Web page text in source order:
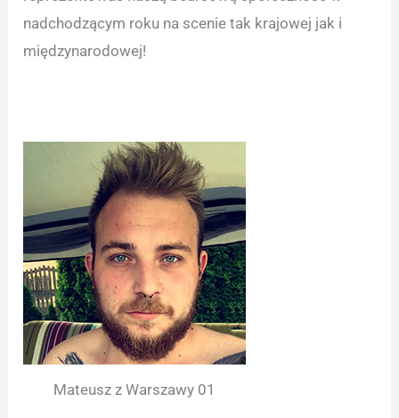
nadchodzącym roku na scenie tak krajowej jak i
międzynarodowej!
Mateusz z Warszawy 01